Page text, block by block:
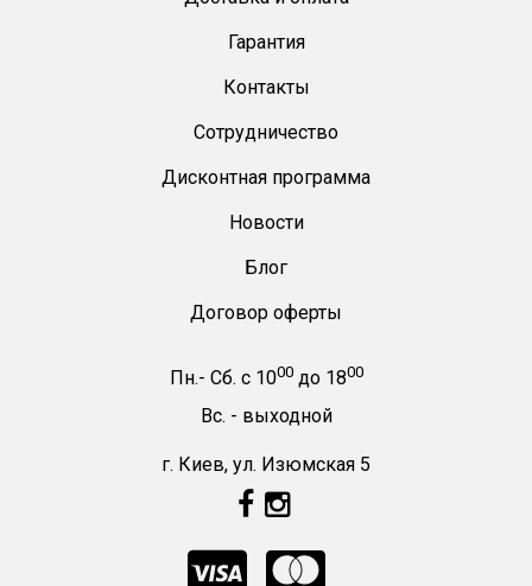
Гарантия
Контакты
Сотрудничество
Дисконтная программа
Новости
Блог
Договор оферты
Пн.- Сб. с1000 до1800
Вс. - выходной
г. Киев, ул. Изюмская 5